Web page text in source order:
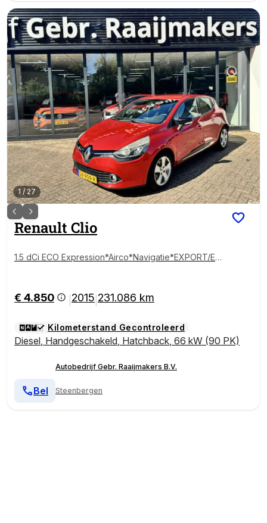
1/27
Renault Clio
1.5 dCi ECO Expression*Airco*Navigatie*EXPORT/EX
€ 4.850 2015 231.086 km
Kilometerstand Gecontroleerd
Diesel, Handgeschakeld, Hatchback, 66 kW (90 PK)
Autobedrijf Gebr. Raaijmakers B.V.
Steenbergen
Bel